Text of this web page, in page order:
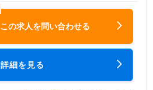
この求人を問い合わせる
詳細を見る